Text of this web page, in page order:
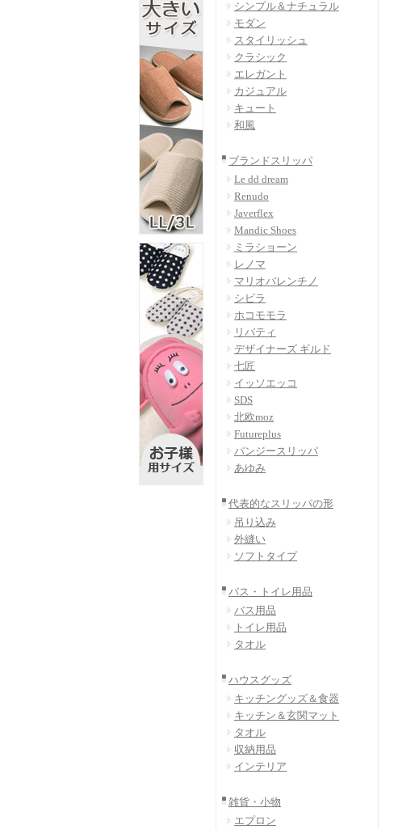
シンプル＆ナチュラル
モダン
スタイリッシュ
クラシック
エレガント
カジュアル
キュート
和風
ブランドスリッパ
Le dd dream
Renudo
Javerflex
Mandic Shoes
ミラショーン
レノマ
マリオバレンチノ
シビラ
ホコモモラ
リバティ
デザイナーズ ギルド
七匠
イッソエッコ
SDS
北欧moz
Futureplus
パンジースリッパ
あゆみ
代表的なスリッパの形
吊り込み
外縫い
ソフトタイプ
バス・トイレ用品
バス用品
トイレ用品
タオル
ハウスグッズ
キッチングッズ＆食器
キッチン＆玄関マット
タオル
収納用品
インテリア
雑貨・小物
エプロン